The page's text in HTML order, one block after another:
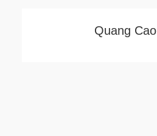
Quang Cao